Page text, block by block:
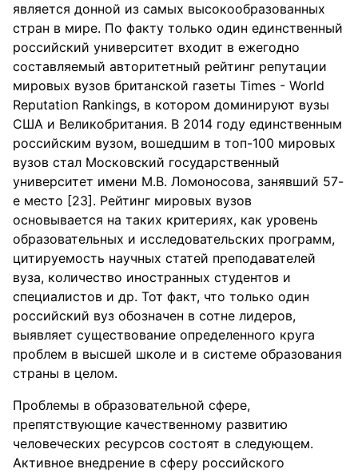
является донной из самых высокообразованных
стран в мире. По факту только один единственный
российский университет входит в ежегодно
составляемый авторитетный рейтинг репутации
мировых вузов британской газеты Times - World
Reputation Rankings, в котором доминируют вузы
США и Великобритания. В 2014 году единственным
российским вузом, вошедшим в топ-100 мировых
вузов стал Московский государственный
университет имени М.В. Ломоносова, занявший 57-
е место [23]. Рейтинг мировых вузов
основывается на таких критериях, как уровень
образовательных и исследовательских программ,
цитируемость научных статей преподавателей
вуза, количество иностранных студентов и
специалистов и др. Тот факт, что только один
российский вуз обозначен в сотне лидеров,
выявляет существование определенного круга
проблем в высшей школе и в системе образования
страны в целом.
Проблемы в образовательной сфере,
препятствующие качественному развитию
человеческих ресурсов состоят в следующем.
Активное внедрение в сферу российского